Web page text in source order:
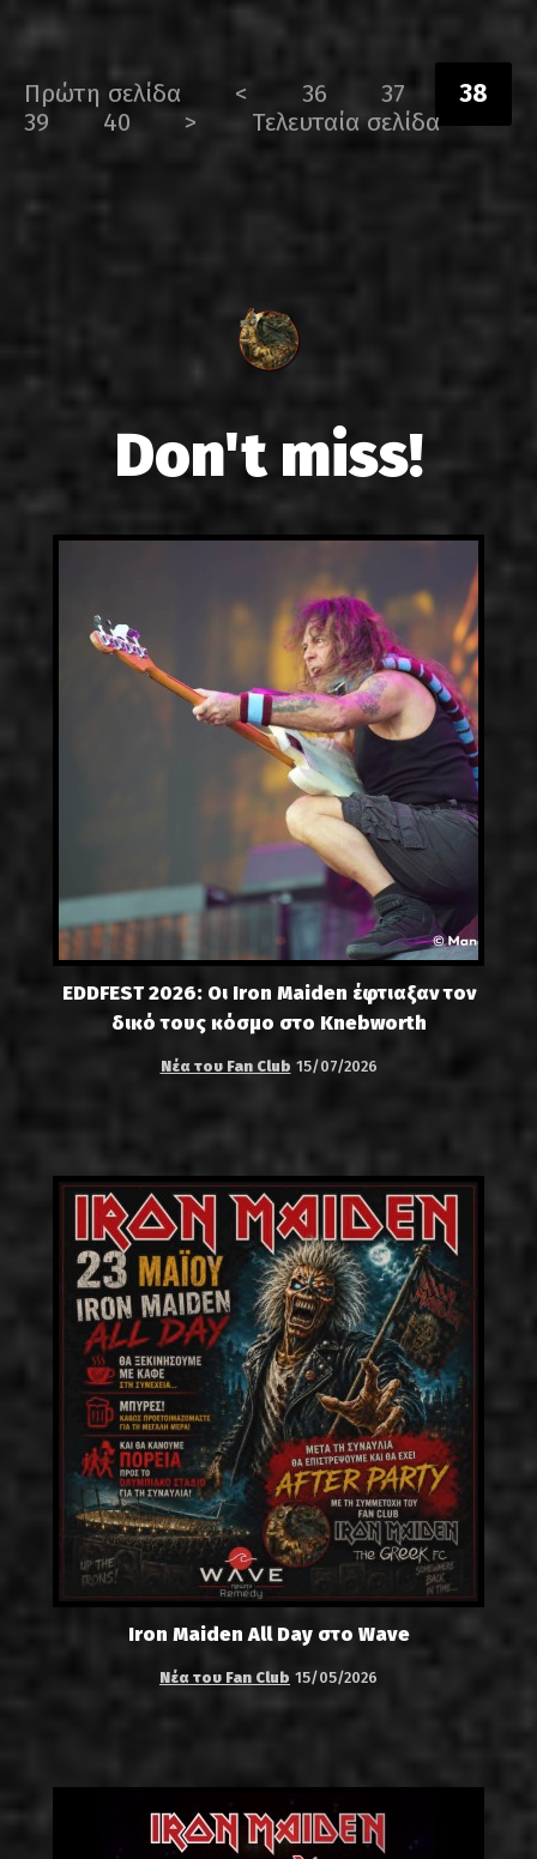
Πρώτη σελίδα < 36 37
38
39
40 > Τελευταία σελίδα
Don't miss!
EDDFEST 2026: Οι Iron Maiden έφτιαξαν τον
δικό τους κόσμο στο Knebworth
Νέα του Fan Club 15/07/2026
Iron Maiden All Day στο Wave
Νέα του Fan Club 15/05/2026